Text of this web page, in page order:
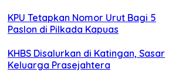
KPU Tetapkan Nomor Urut Bagi 5
Paslon di Pilkada Kapuas
KHBS Disalurkan di Katingan, Sasar
Keluarga Prasejahtera